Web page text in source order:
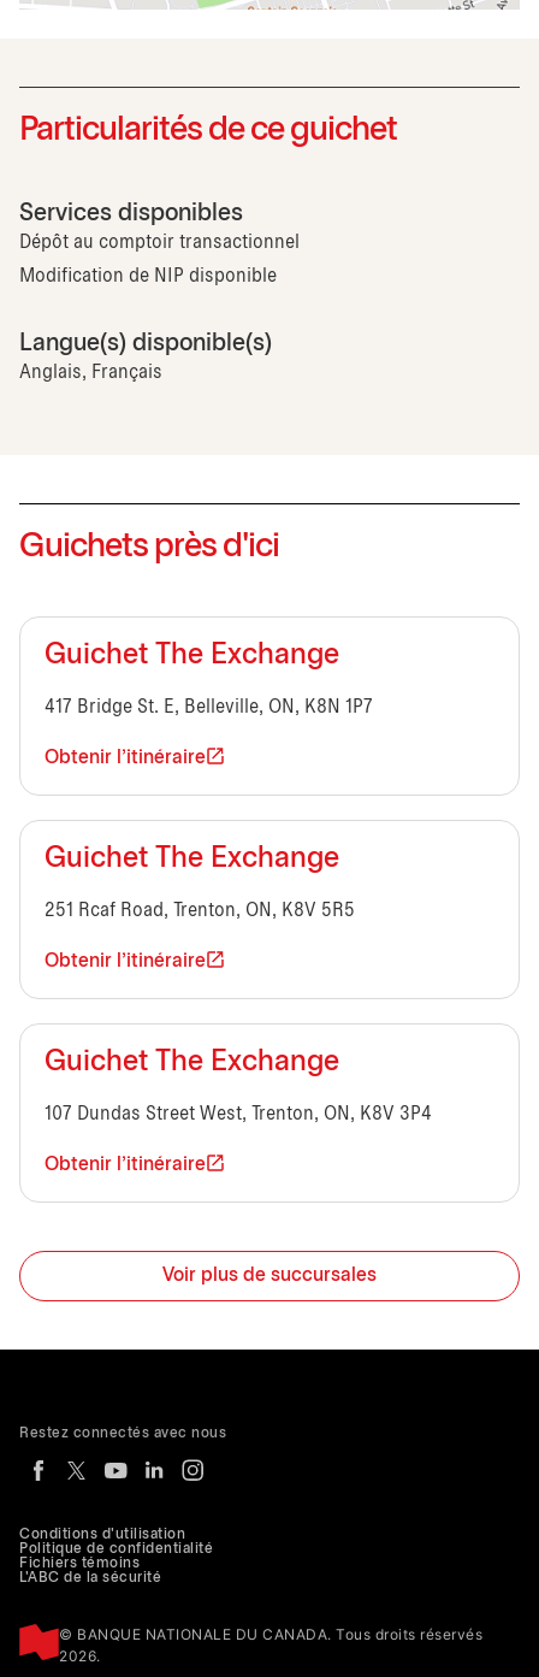
Particularités de ce guichet
Services disponibles
Dépôt au comptoir transactionnel
Modification de NIP disponible
Langue(s) disponible(s)
Anglais, Français
Guichets près d'ici
Guichet The Exchange
417 Bridge St. E, Belleville, ON, K8N 1P7
Obtenir l'itinéraire
Guichet The Exchange
251 Rcaf Road, Trenton, ON, K8V 5R5
Obtenir l'itinéraire
Guichet The Exchange
107 Dundas Street West, Trenton, ON, K8V 3P4
Obtenir l'itinéraire
Voir plus de succursales
Conditions d'utilisation
Politique de confidentialité
Fichiers témoins
L'ABC de la sécurité
© BANQUE NATIONALE DU CANADA. Tous droits réservés
2026.
Restez connectés avec nous